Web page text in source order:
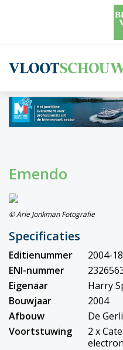
Emendo
© Arie Jonkman Fotografie
Specificaties
Editienummer
2004-18
ENI-nummer
Eigenaar
Harry
Bouwjaar
2004
Afbouw
De
Voortstuwing
2 x